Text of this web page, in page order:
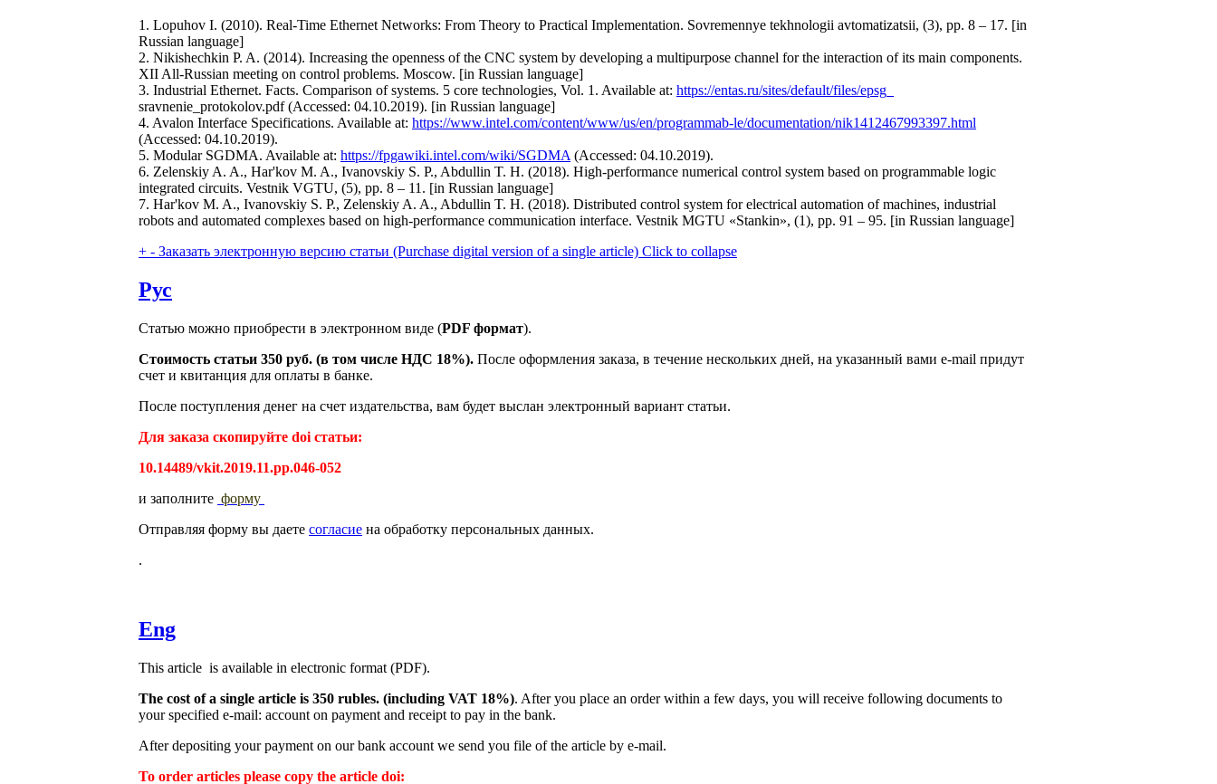
1. Lopuhov I. (2010). Real-Time Ethernet Networks: From Theory to Practical Implementation. Sovremennye tekhnologii avtomatizatsii, (3), pp. 8 – 17. [in
Russian language]
2. Nikishechkin P. A. (2014). Increasing the openness of the CNC system by developing a multipurpose channel for the interaction of its main components.
XII All-Russian meeting on control problems. Moscow. [in Russian language]
3. Industrial Ethernet. Facts. Comparison of systems. 5 core technologies, Vol. 1. Available at: https://entas.ru/sites/default/files/epsg_
sravnenie_protokolov.pdf (Accessed: 04.10.2019). [in Russian language]
4. Avalon Interface Specifications. Available at: https://www.intel.com/content/www/us/en/programmab-le/documentation/nik1412467993397.html
(Accessed: 04.10.2019).
5. Modular SGDMA. Available at: https://fpgawiki.intel.com/wiki/SGDMA (Accessed: 04.10.2019).
6. Zelenskiy A. A., Har'kov M. A., Ivanovskiy S. P., Abdullin T. H. (2018). High-performance numerical control system based on programmable logic
integrated circuits. Vestnik VGTU, (5), pp. 8 – 11. [in Russian language]
7. Har'kov M. A., Ivanovskiy S. P., Zelenskiy A. A., Abdullin T. H. (2018). Distributed control system for electrical automation of machines, industrial
robots and automated complexes based on high-performance communication interface. Vestnik MGTU «Stankin», (1), pp. 91 – 95. [in Russian language]
+ - Заказать электронную версию статьи (Purchase digital version of a single article) Click to collapse
Рус
Статью можно приобрести в электронном виде (PDF формат).
Стоимость статьи 350 руб. (в том числе НДС 18%). После оформления заказа, в течение нескольких дней, на указанный вами e-mail придут
счет и квитанция для оплаты в банке.
После поступления денег на счет издательства, вам будет выслан электронный вариант статьи.
Для заказа скопируйте doi статьи:
10.14489/vkit.2019.11.pp.046-052
и заполните форму
Отправляя форму вы даете согласие на обработку персональных данных.
.
Eng
This article is available in electronic format (PDF).
The cost of a single article is 350 rubles. (including VAT 18%). After you place an order within a few days, you will receive following documents to
your specified e-mail: account on payment and receipt to pay in the bank.
After depositing your payment on our bank account we send you file of the article by e-mail.
To order articles please copy the article doi: